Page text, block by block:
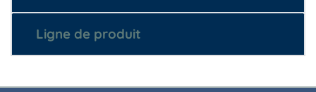
Ligne de produit